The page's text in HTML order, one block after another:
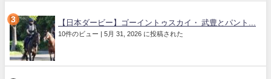
【日本ダービー】ゴーイントゥスカイ・ 武豊とパント...
10件のビュー | 5月 31, 2026 に投稿された